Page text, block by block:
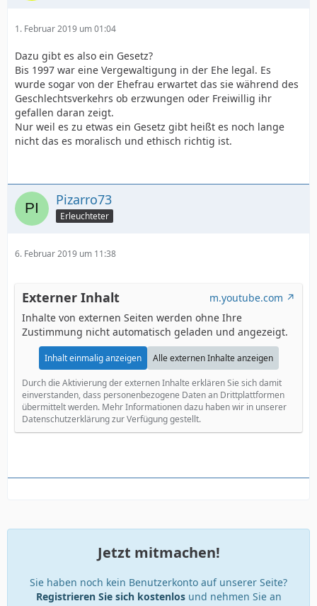
1. Februar 2019 um 01:04
Dazu gibt es also ein Gesetz?
Bis 1997 war eine Vergewaltigung in der Ehe legal. Es
wurde sogar von der Ehefrau erwartet das sie während des
Geschlechtsverkehrs ob erzwungen oder Freiwillig ihr
gefallen daran zeigt.
Nur weil es zu etwas ein Gesetz gibt heißt es noch lange
nicht das es moralisch und ethisch richtig ist.
Pizarro73
Erleuchteter
6. Februar 2019 um 11:38
Externer Inhalt
m.youtube.com
Inhalte von externen Seiten werden ohne Ihre
Zustimmung nicht automatisch geladen und angezeigt.
Inhalt einmalig anzeigen Alle externen Inhalte anzeigen
Durch die Aktivierung der externen Inhalte erklären Sie sich damit
einverstanden, dass personenbezogene Daten an Drittplattformen
übermittelt werden. Mehr Informationen dazu haben wir in unserer
Datenschutzerklärung zur Verfügung gestellt.
Jetzt mitmachen!
Sie haben noch kein Benutzerkonto auf unserer Seite?
Registrieren Sie sich kostenlosund nehmen Sie an